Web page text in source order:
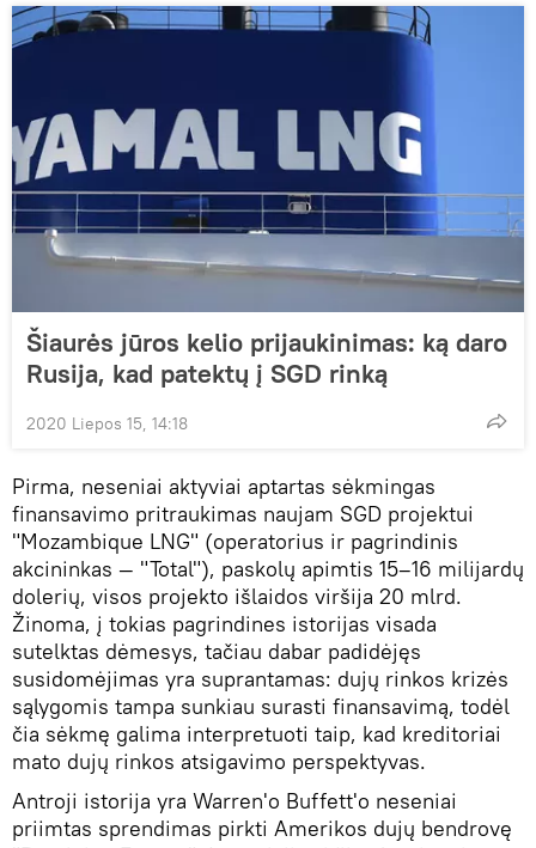
Šiaurės jūros kelio prijaukinimas: ką daro
Rusija, kad patektų į SGD rinką
2020 Liepos 15, 14:18
Pirma, neseniai aktyviai aptartas sėkmingas
finansavimo pritraukimas naujam SGD projektui
"Mozambique LNG" (operatorius ir pagrindinis
akcininkas — "Total"), paskolų apimtis 15–16 milijardų
dolerių, visos projekto išlaidos viršija 20 mlrd.
Žinoma, į tokias pagrindines istorijas visada
sutelktas dėmesys, tačiau dabar padidėjęs
susidomėjimas yra suprantamas: dujų rinkos krizės
sąlygomis tampa sunkiau surasti finansavimą, todėl
čia sėkmę galima interpretuoti taip, kad kreditoriai
mato dujų rinkos atsigavimo perspektyvas.
Antroji istorija yra Warren'o Buffett'o neseniai
priimtas sprendimas pirkti Amerikos dujų bendrovę